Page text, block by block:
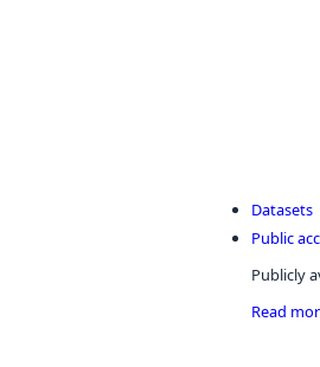
Datasets
Public
Publicly
Read